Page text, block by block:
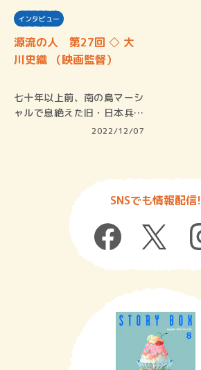
インタビュー
源流の人 第27回 ◇ 大
川史織 （映画監督）
七十年以上前、南の島マーシ
ャルで息絶えた旧・日本兵が
2022/12/07
SNSでも情報配信!